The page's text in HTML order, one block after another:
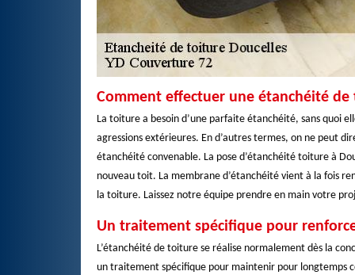
Comment effectuer une étanchéité de
La toiture a besoin d’une parfaite étanchéité, sans quoi
agressions extérieures. En d’autres termes, on ne peut
étanchéité convenable. La pose d’étanchéité toiture à
nouveau toit. La membrane d’étanchéité vient à la fois
la toiture. Laissez notre équipe prendre en main votre
Un traitement spécifique pour
L’étanchéité de toiture se réalise normalement dès la
un traitement spécifique pour maintenir pour longtemps